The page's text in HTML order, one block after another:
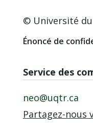
© Université
Énoncé de
Service des
neo@uqtr.ca
Partagez-nous